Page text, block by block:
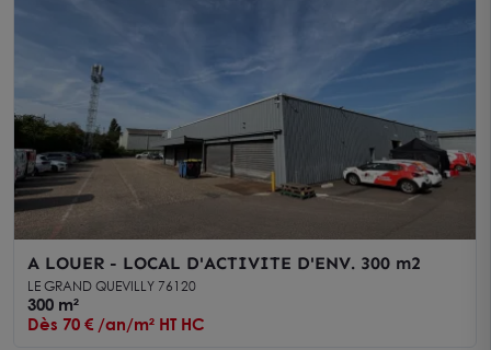
A LOUER - LOCAL D'ACTIVITE D'ENV. 300 m2
LE GRAND QUEVILLY 76120
300 m²
Dès 70 € /an/m² HT HC